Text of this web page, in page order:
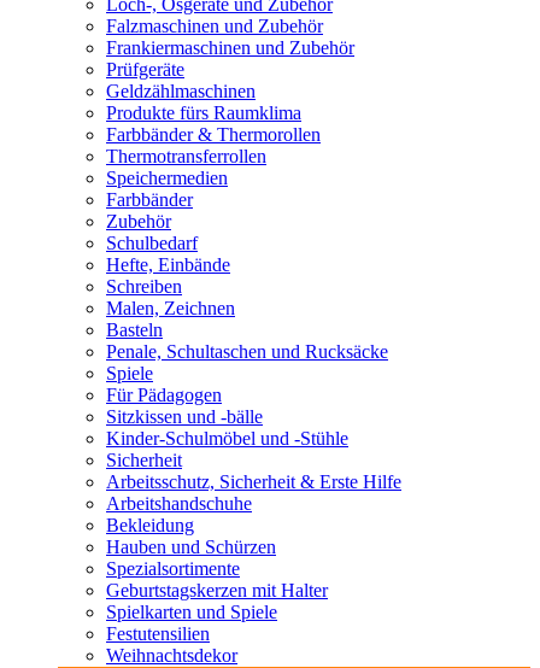
Loch-, Ösgeräte und Zubehör
Falzmaschinen und Zubehör
Frankiermaschinen und Zubehör
Prüfgeräte
Geldzählmaschinen
Produkte fürs Raumklima
Farbbänder & Thermorollen
Thermotransferrollen
Speichermedien
Farbbänder
Zubehör
Schulbedarf
Hefte, Einbände
Schreiben
Malen, Zeichnen
Basteln
Penale, Schultaschen und Rucksäcke
Spiele
Für Pädagogen
Sitzkissen und -bälle
Kinder-Schulmöbel und -Stühle
Sicherheit
Arbeitsschutz, Sicherheit & Erste Hilfe
Arbeitshandschuhe
Bekleidung
Hauben und Schürzen
Spezialsortimente
Geburtstagskerzen mit Halter
Spielkarten und Spiele
Festutensilien
Weihnachtsdekor